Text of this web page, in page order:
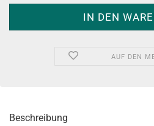
AUF DEN
Beschreibung